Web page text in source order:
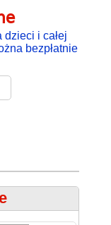
i całej
bezpłatnie